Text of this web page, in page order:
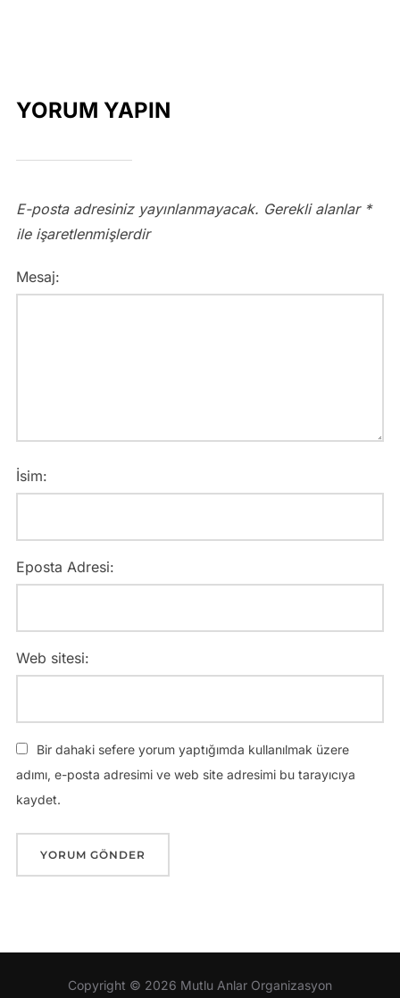
YORUM YAPIN
E-posta adresiniz yayınlanmayacak. Gerekli alanlar *
ile işaretlenmişlerdir
Mesaj:
İsim:
Eposta Adresi:
Web sitesi:
Bir dahaki sefere yorum yaptığımda kullanılmak üzere
adımı, e-posta adresimi ve web site adresimi bu tarayıcıya
kaydet.
Copyright © 2026 Mutlu Anlar Organizasyon